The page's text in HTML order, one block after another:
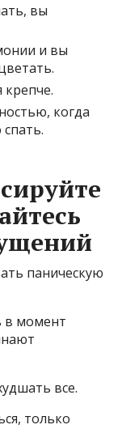
вы
и вы
крепче.
когда
паническую
в момент
все.
только